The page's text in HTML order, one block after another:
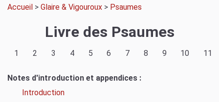
Accueil > Glaire & Vigouroux > Psaumes
Livre des Psaumes
1 2 3 4 5 6 7 8 9 10 11
Notes d'introduction et appendices :
Introduction